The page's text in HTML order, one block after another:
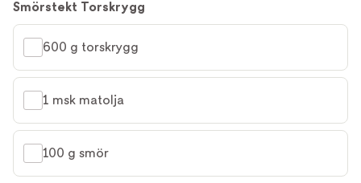
Smörstekt Torskrygg
600 g torskrygg
1 msk matolja
100 g smör